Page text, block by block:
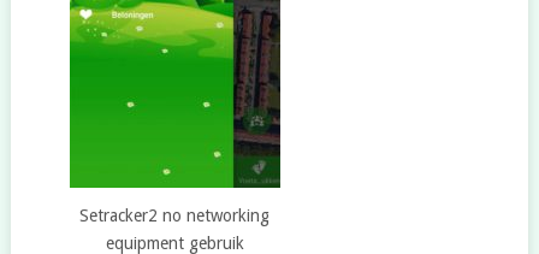
Setracker2 no networking
equipment gebruik